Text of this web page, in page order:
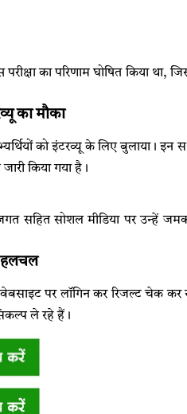
का परिणाम घोषित किया था,
का मौका
को इंटरव्यू के लिए बुलाया। इन
किया गया है।
सहित सोशल मीडिया पर उन्हें
हलचल
वेबसाइट पर लॉगिन कर रिजल्ट चेक
ले रहे हैं।